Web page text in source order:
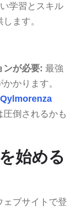
学習とスキル
ます。
ンが必要: 最強
かります。
Qylmorenza
倒されるかも
始める
ェブサイトで登